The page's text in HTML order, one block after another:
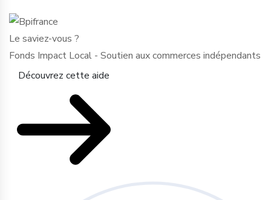
Le saviez-vous ?
Fonds Impact Local - Soutien aux commerces indépendants
Découvrez cette aide